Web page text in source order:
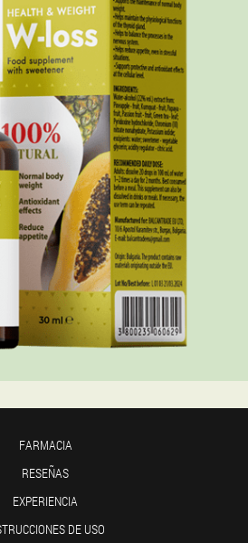
FARMACIA
RESEÑAS
EXPERIENCIA
DE USO